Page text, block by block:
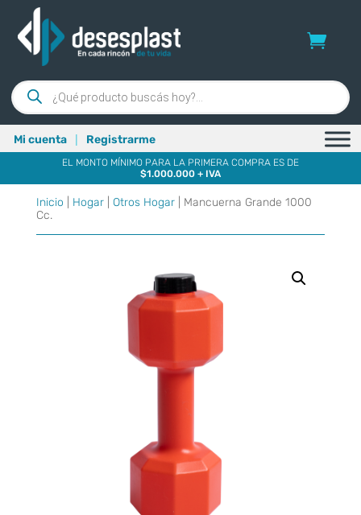
Búsqueda
de
productos
Mi cuenta | Registrarme
EL MONTO MÍNIMO PARA LA PRIMERA COMPRA ES DE
$1.000.000 + IVA
Inicio Hogar| Otros Hogar| Mancuerna Grande 1000
Cc.